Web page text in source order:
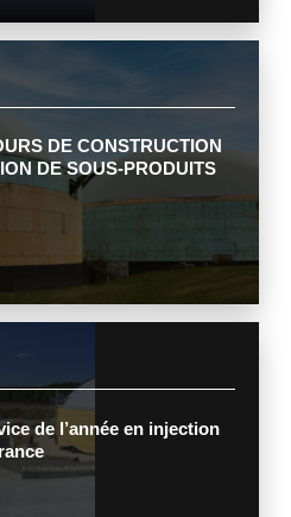
DE CONSTRUCTION
DE SOUS-PRODUITS
de l’année en injection